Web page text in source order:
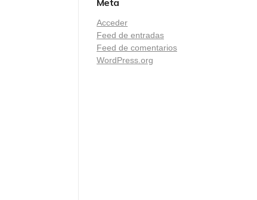
Acceder
Feed de entradas
Feed de comentarios
WordPress.org